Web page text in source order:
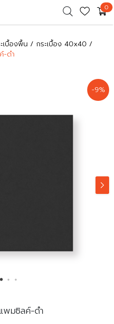
0
เบื้องพื้น
กระเบื้อง 40x40
-ดำ
-9%
พมซิลค์-ดำ